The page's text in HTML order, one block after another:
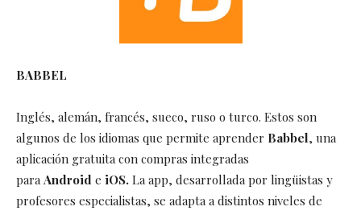
BABBEL
Inglés, alemán, francés, sueco, ruso o turco. Estos son
algunos de los idiomas que permite aprender Babbel, una
aplicación gratuita con compras integradas
para Android e iOS. La app, desarrollada por lingüistas y
profesores especialistas, se adapta a distintos niveles de